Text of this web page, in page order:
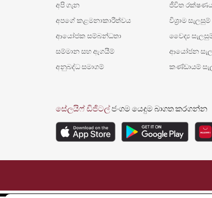
අපි ගැන
අපගේ කළමනාකාරීත්වය
ආයෝජක සම්බන්ධතා
සම්මාන සහ ඇගයීම්
අනුබද්ධ සමාගම්
ජීවිත
විශ‍්‍රාම සැලසුම්
වෛද්‍ය
ආයෝජන
කණ්ඩායම්
සේලයිෆ් ඩිජිටල්ජංගම යෙදුම බාගත කරගන්න